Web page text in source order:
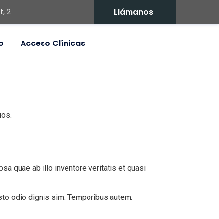
2 Llámanos
Acceso Clínicas
quae ab illo inventore veritatis et quasi
odio dignis sim. Temporibus autem.